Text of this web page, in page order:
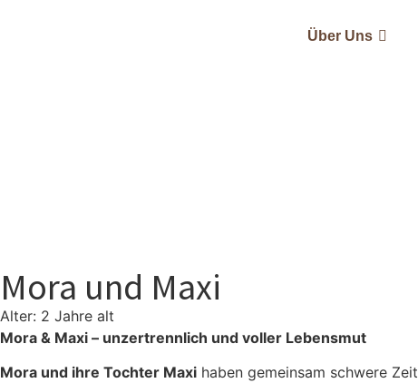
Über Uns
Mora und Maxi
Alter: 2 Jahre alt
Mora & Maxi – unzertrennlich und voller Lebensmut
Mora und ihre Tochter Maxi haben gemeinsam schwere